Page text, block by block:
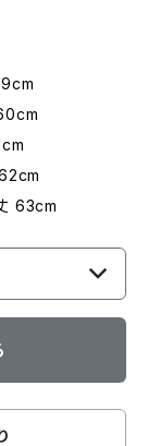
63cm